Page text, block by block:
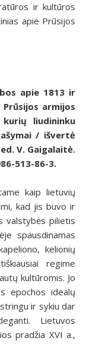
ir kultūros
apie Prūsijos
apie 1813 ir
armijos
kurių liudininku
/ išvertė
V. Gaigalaitė.
513-86-3.
kaip lietuvių
kad jis buvo ir
valstybės pilietis
spausdinamas
kelionių
regime
kultūromis. Jo
epochos idealų
ir sykiu dar
Lietuvos
pradžia XVI a.,